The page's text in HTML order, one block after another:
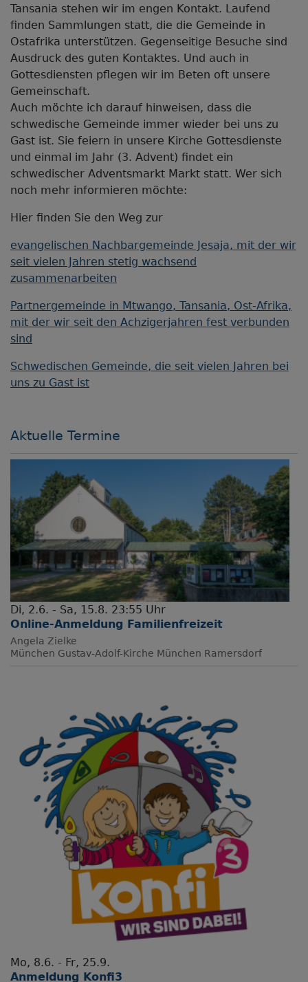
Tansania stehen wir im engen Kontakt. Laufend
finden Sammlungen statt, die die Gemeinde in
Ostafrika unterstützen. Gegenseitige Besuche sind
Ausdruck des guten Kontaktes. Und auch in
Gottesdiensten pflegen wir im Beten oft unsere
Gemeinschaft.
Auch möchte ich darauf hinweisen, dass die
schwedische Gemeinde immer wieder bei uns zu
Gast ist. Sie feiern in unsere Kirche Gottesdienste
und einmal im Jahr (3. Advent) findet ein
schwedischer Adventsmarkt Markt statt. Wer sich
noch mehr informieren möchte:
Hier finden Sie den Weg zur
evangelischen Nachbargemeinde Jesaja, mit der wir
seit vielen Jahren stetig wachsend
zusammenarbeiten
Partnergemeinde in Mtwango, Tansania, Ost-Afrika,
mit der wir seit den Achzigerjahren fest verbunden
sind
Schwedischen Gemeinde, die seit vielen Jahren bei
uns zu Gast ist
Aktuelle Termine
Di, 2.6. - Sa, 15.8. 23:55 Uhr
Online-Anmeldung Familienfreizeit
Angela Zielke
München Gustav-Adolf-Kirche München Ramersdorf
Mo, 8.6. - Fr, 25.9.
Anmeldung Konfi3